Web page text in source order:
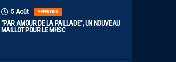
5 Août MARKETING
“PAR AMOUR DE LA PAILLADE”, UN NOUVEAU
MAILLOT POUR LE MHSC